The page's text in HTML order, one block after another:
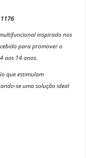
inspirado nos
para promover o
aos 14 anos.
que estimulam
se uma solução ideal